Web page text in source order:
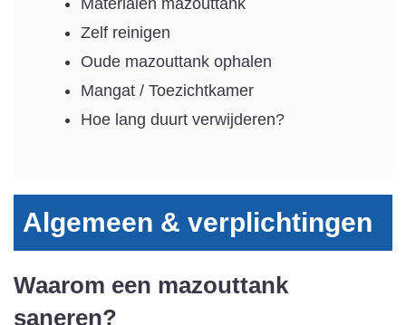
Zelf reinigen
Oude mazouttank ophalen
Mangat / Toezichtkamer
Hoe lang duurt verwijderen?
Algemeen & verplichtingen
Waarom een mazouttank
saneren?